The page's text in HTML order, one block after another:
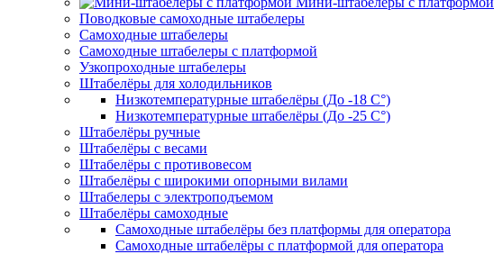
Поводковые самоходные штабелеры
Самоходные штабелеры
Самоходные штабелеры с платформой
Узкопроходные штабелеры
Штабелёры для холодильников
Низкотемпературные штабелёры (До -18 C°)
Низкотемпературные штабелёры (До -25 C°)
Штабелёры ручные
Штабелёры с весами
Штабелёры с противовесом
Штабелёры с широкими опорными вилами
Штабелеры с электроподъемом
Штабелёры самоходные
Самоходные штабелёры без платформы для оператора
Самоходные штабелёры с платформой для оператора